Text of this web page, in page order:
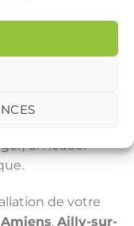
tests rigoureux
à ce que votre
un leader
de votre
, Ailly-sur-